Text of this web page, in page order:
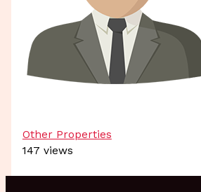
Other Properties
147 views